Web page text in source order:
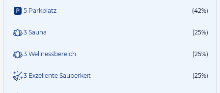
5 Parkplatz (42%)
3 Sauna (25%)
3 Wellnessbereich (25%)
3 Exzellente Sauberkeit (25%)